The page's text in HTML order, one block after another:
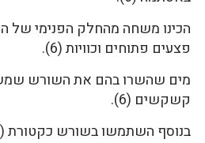
הכינו משחה מהחלק הפנימי של
פצעים פתוחים וכוויות (6).
מים שהשרו בהם את השורש
קשקשים (6).
בנוסף השתמשו בשורש כקטורת (6).